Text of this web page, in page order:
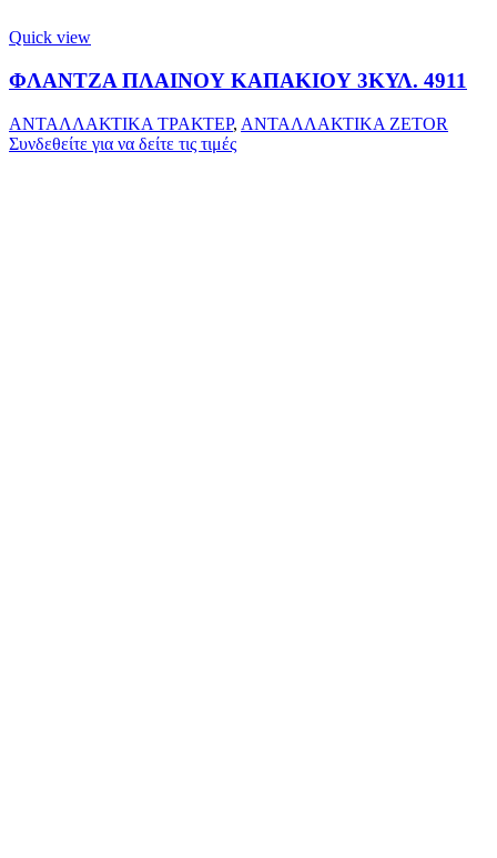
Quick view
ΦΛΑΝΤΖΑ ΠΛΑΙΝΟΥ ΚΑΠΑΚΙΟΥ 3ΚΥΛ. 4911
ΑΝΤΑΛΛΑΚΤΙΚΑ ΤΡΑΚΤΕΡ, ΑΝΤΑΛΛΑΚΤΙΚΑ ZETOR
Συνδεθείτε για να δείτε τις τιμές